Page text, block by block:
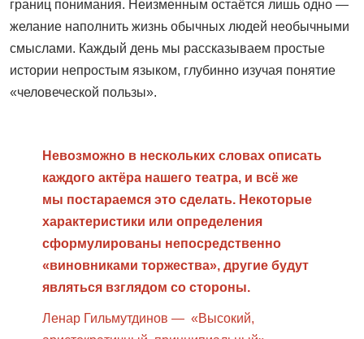
границ понимания. Неизменным остаётся лишь одно —
желание наполнить жизнь обычных людей необычными
смыслами. Каждый день мы рассказываем простые
истории непростым языком, глубинно изучая понятие
«человеческой пользы».
Невозможно в нескольких словах описать
каждого актёра нашего театра, и всё же
мы постараемся это сделать. Некоторые
характеристики или определения
сформулированы непосредственно
«виновниками торжества», другие будут
являться взглядом со стороны.
Ленар Гильмутдинов — «Высокий,